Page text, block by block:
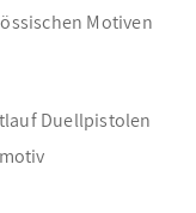
Motiven
Duellpistolen